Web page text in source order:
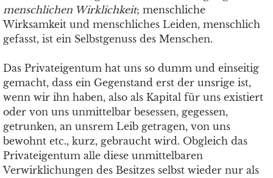
menschlichen Wirklichkeit; menschliche
Wirksamkeit und menschliches Leiden, menschlich
gefasst, ist ein Selbstgenuss des Menschen.
Das Privateigentum hat uns so dumm und einseitig
gemacht, dass ein Gegenstand erst der unsrige ist,
wenn wir ihn haben, also als Kapital für uns existiert
oder von uns unmittelbar besessen, gegessen,
getrunken, an unsrem Leib getragen, von uns
bewohnt etc., kurz, gebraucht wird. Obgleich das
Privateigentum alle diese unmittelbaren
Verwirklichungen des Besitzes selbst wieder nur als